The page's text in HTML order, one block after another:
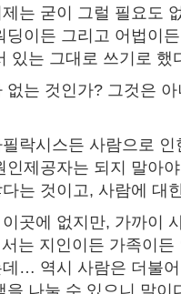
는 굳이 그럴 필요도
딩이든 그리고 어법이
있는 그대로 쓰기로 했
없는 것인가? 그것은
락시스든 사람으로
인제공자는 되지 말아
는 것이고, 사람에 대
곳에 없지만, 가까이
는 지인이든 가족이
… 역시 사람은 더불
을 나눌 수 있으니 말이